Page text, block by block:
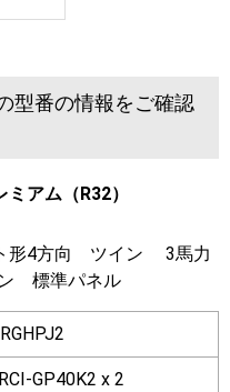
型番の情報をご確認
アム（R32）
形4方向 ツイン 3馬力
標準パネル
GP40K2 x 2